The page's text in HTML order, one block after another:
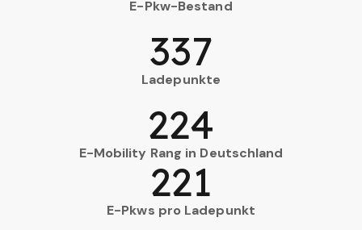
E-Pkw-Bestand
Ladepunkte
337
E-Mobility Rang in Deutschland
224
E-Pkws pro Ladepunkt
221